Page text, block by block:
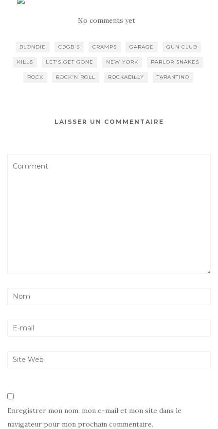
No comments yet
BLONDIE CBGB'S CRAMPS GARAGE GUN CLUB
KILLS LET'S GET GONE NEW YORK PARLOR SNAKES
ROCK ROCK'N'ROLL ROCKABILLY TARANTINO
LAISSER UN COMMENTAIRE
Enregistrer mon nom, mon e-mail et mon site dans le
navigateur pour mon prochain commentaire.